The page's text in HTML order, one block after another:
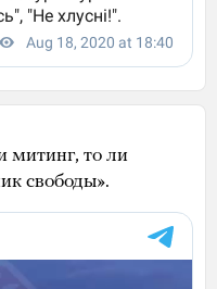
митинг, то ли
свободы».